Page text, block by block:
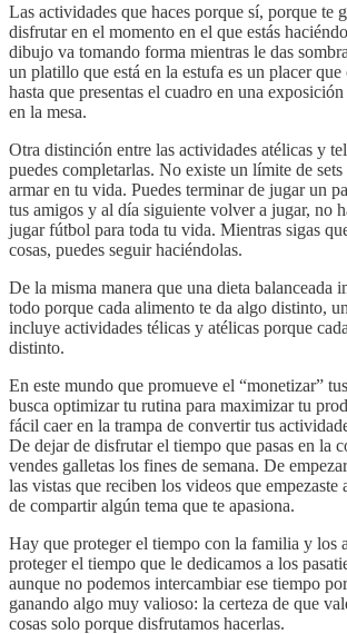
Las actividades que haces porque sí, porque te
disfrutar en el momento en el que estás
dibujo va tomando forma mientras le das
un platillo que está en la estufa es un placer
hasta que presentas el cuadro en una
en la mesa.
Otra distinción entre las actividades atélicas y
puedes completarlas. No existe un límite de sets
armar en tu vida. Puedes terminar de jugar un
tus amigos y al día siguiente volver a jugar, no
jugar fútbol para toda tu vida. Mientras sigas
cosas, puedes seguir haciéndolas.
De la misma manera que una dieta balanceada
todo porque cada alimento te da algo distinto,
incluye actividades télicas y atélicas porque
distinto.
En este mundo que promueve el “monetizar”
busca optimizar tu rutina para maximizar tu
fácil caer en la trampa de convertir tus
De dejar de disfrutar el tiempo que pasas en la
vendes galletas los fines de semana. De
las vistas que reciben los videos que empezaste
de compartir algún tema que te apasiona.
Hay que proteger el tiempo con la familia y los
proteger el tiempo que le dedicamos a los
aunque no podemos intercambiar ese tiempo
ganando algo muy valioso: la certeza de que
cosas solo porque disfrutamos hacerlas.